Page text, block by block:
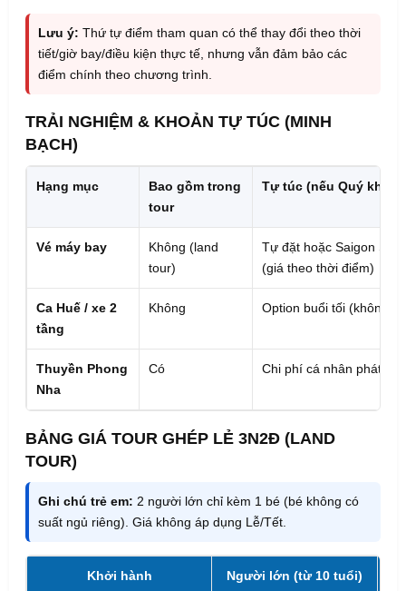
Lưu ý: Thứ tự điểm tham quan có thể thay đổi theo thời
tiết/giờ bay/điều kiện thực tế, nhưng vẫn đảm bảo các
điểm chính theo chương trình.
TRẢI NGHIỆM & KHOẢN TỰ TÚC (MINH
BẠCH)
Hạng mục
Bao gồm trong
tour
Tự túc (nếu Quý
Vé máy bay
Không (land
tour)
Tự đặt hoặc Saigon
(giá theo thời điểm)
Ca Huế / xe 2
tầng
Không Option buổi tối (không
Thuyền Phong
Nha
Có Chi phí cá nhân phát
BẢNG GIÁ TOUR GHÉP LẺ 3N2Đ (LAND
TOUR)
Ghi chú trẻ em: 2 người lớn chỉ kèm 1 bé (bé không có
suất ngủ riêng). Giá không áp dụng Lễ/Tết.
Khởi hành Người lớn (từ 10 tuổi)